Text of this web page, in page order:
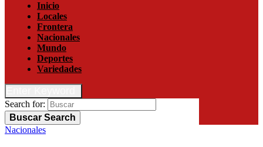
Inicio
Locales
Frontera
Nacionales
Mundo
Deportes
Variedades
Search for:
Buscar Search
Nacionales